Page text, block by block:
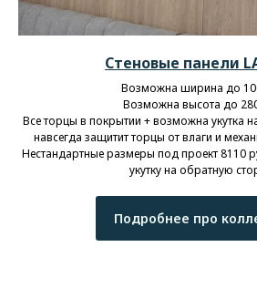
Стеновые панели
Возможна ширина до
Возможна высота до
Все торцы в покрытии + возможна укутка
навсегда защитит торцы от влаги и
Нестандартные размеры под проект 8110
укутку на обратную
Подробнее про